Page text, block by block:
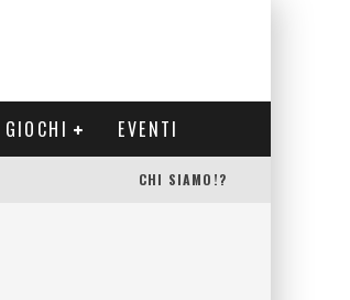
GIOCHI EVENTI
CHI SIAMO!?